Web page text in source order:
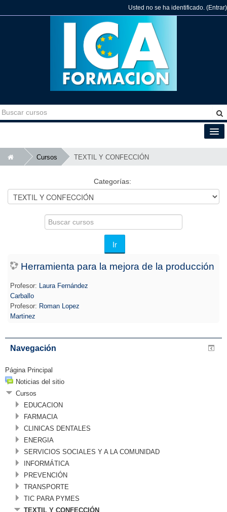
Usted no se ha identificado. (Entrar)
Español - España (es_es)
Cursos TEXTIL Y CONFECCIÓN
Categorías:
Buscar
cursos
Ir
Herramienta para la mejora de la producción
Profesor:
Laura Fernández
Carballo
Profesor: Roman Lopez
Martinez
Navegación
Página Principal
Noticias del sitio
Cursos
EDUCACION
FARMACIA
CLINICAS DENTALES
ENERGIA
SERVICIOS SOCIALES Y A LA COMUNIDAD
INFORMÁTICA
PREVENCIÓN
TRANSPORTE
TIC PARA PYMES
TEXTIL Y CONFECCIÓN